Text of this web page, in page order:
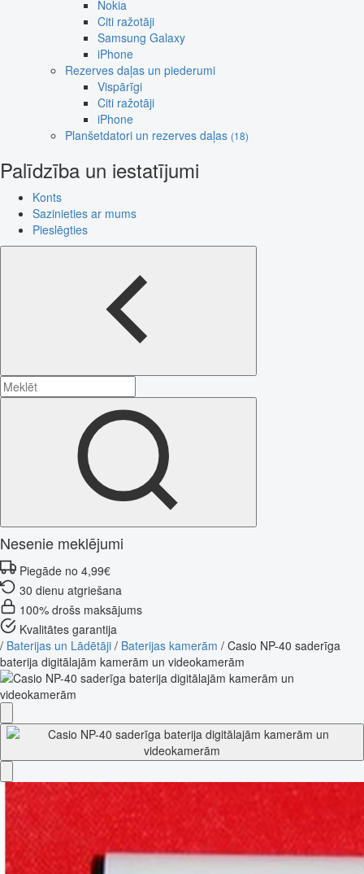
Nokia
Citi ražotāji
Samsung Galaxy
iPhone
Rezerves daļas un piederumi
Vispārīgi
Citi ražotāji
iPhone
Planšetdatori un rezerves daļas (18)
Palīdzība un iestatījumi
Konts
Sazinieties ar mums
Pieslēgties
Nesenie meklējumi
Piegāde no 4,99€
30 dienu atgriešana
100% drošs maksājums
Kvalitātes garantija
/ Baterijas un Lādētāji / Baterijas kamerām / Casio NP-40 saderīga
baterija digitālajām kamerām un videokamerām